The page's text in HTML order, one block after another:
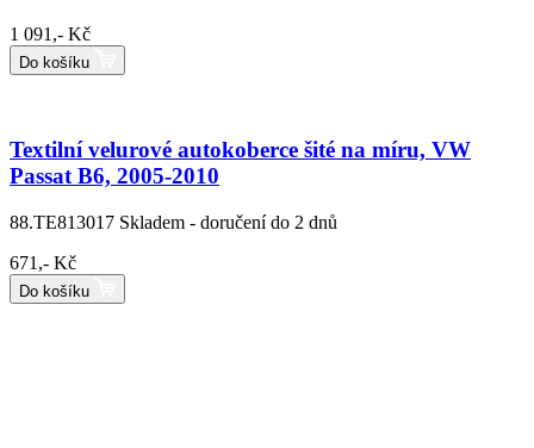
1 091,- Kč
Do košíku
Textilní velurové autokoberce šité na míru, VW
Passat B6, 2005-2010
88.TE813017 Skladem - doručení do 2 dnů
671,- Kč
Do košíku